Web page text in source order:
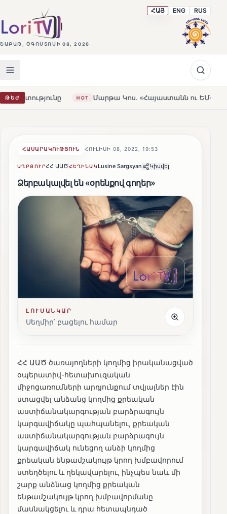
ՇԱԲԱԹ, ՕԳՈՍՏՈՍԻ 08, 2026
ՀԱՅ ENG RUS
ԹԵԺHOT Մարթա Կոս. «Հայաստանն ու ԵՄ-ն երբեք այսքան մոտ
ՀԱՍԱՐԱԿՈՒԹՅՈՒՆ ՀՈՒԼԻՍԻ 08, 2022, 19:53
ԱՂԲՅՈՒՐՀՀ ԱԱԾՀԵՂԻՆԱԿLusine Sargsyan Կիսվել
Ձերբակալվել են «օրենքով գողեր»
ԼՈՒՍԱՆԿԱՐ
Սեղմիր՝ բացելու համար
ՀՀ ԱԱԾ ծառայողների կողմից իրականացված
օպերատիվ-հետախուզական
միջոցառումների արդյունքում տվյալներ էին
ստացվել անձանց կողմից քրեական
աստիճանակարգության բարձրագույն
կարգավիճակը պահպանելու, քրեական
աստիճանակարգության բարձրագույն
կարգավիճակ ունեցող անձի կողմից
քրեական ենթամշակույթ կրող խմբավորում
ստեղծելու և ղեկավարելու, ինչպես նաև մի
շարք անձնաց կողմից քրեական
ենթամշակույթ կրող խմբավորմանը
մասնակցելու և դրա հետապնդած